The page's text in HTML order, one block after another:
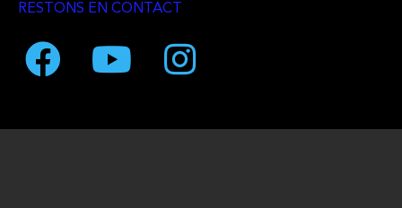
RESTONS EN CONTACT